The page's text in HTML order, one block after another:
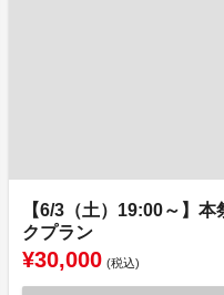
【6/3（土）19:00～】
クプラン
¥30,000 (税込)